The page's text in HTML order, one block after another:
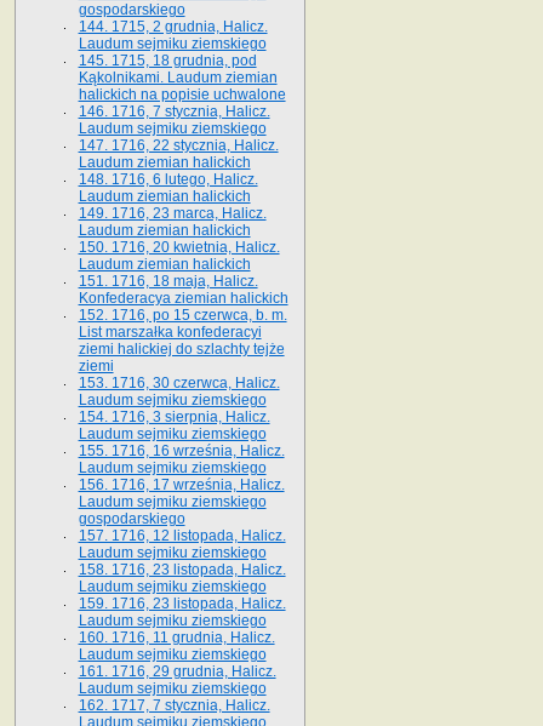
gospodarskiego
144. 1715, 2 grudnia, Halicz.
Laudum sejmiku ziemskiego
145. 1715, 18 grudnia, pod
Kąkolnikami. Laudum ziemian
halickich na popisie uchwalone
146. 1716, 7 stycznia, Halicz.
Laudum sejmiku ziemskiego
147. 1716, 22 stycznia, Halicz.
Laudum ziemian halickich
148. 1716, 6 lutego, Halicz.
Laudum ziemian halickich
149. 1716, 23 marca, Halicz.
Laudum ziemian halickich
150. 1716, 20 kwietnia, Halicz.
Laudum ziemian halickich
151. 1716, 18 maja, Halicz.
Konfederacya ziemian halickich
152. 1716, po 15 czerwca, b. m.
List marszałka konfederacyi
ziemi halickiej do szlachty tejże
ziemi
153. 1716, 30 czerwca, Halicz.
Laudum sejmiku ziemskiego
154. 1716, 3 sierpnia, Halicz.
Laudum sejmiku ziemskiego
155. 1716, 16 września, Halicz.
Laudum sejmiku ziemskiego
156. 1716, 17 września, Halicz.
Laudum sejmiku ziemskiego
gospodarskiego
157. 1716, 12 listopada, Halicz.
Laudum sejmiku ziemskiego
158. 1716, 23 listopada, Halicz.
Laudum sejmiku ziemskiego
159. 1716, 23 listopada, Halicz.
Laudum sejmiku ziemskiego
160. 1716, 11 grudnia, Halicz.
Laudum sejmiku ziemskiego
161. 1716, 29 grudnia, Halicz.
Laudum sejmiku ziemskiego
162. 1717, 7 stycznia, Halicz.
Laudum sejmiku ziemskiego